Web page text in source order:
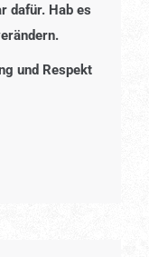
dafür. Hab es
und Respekt